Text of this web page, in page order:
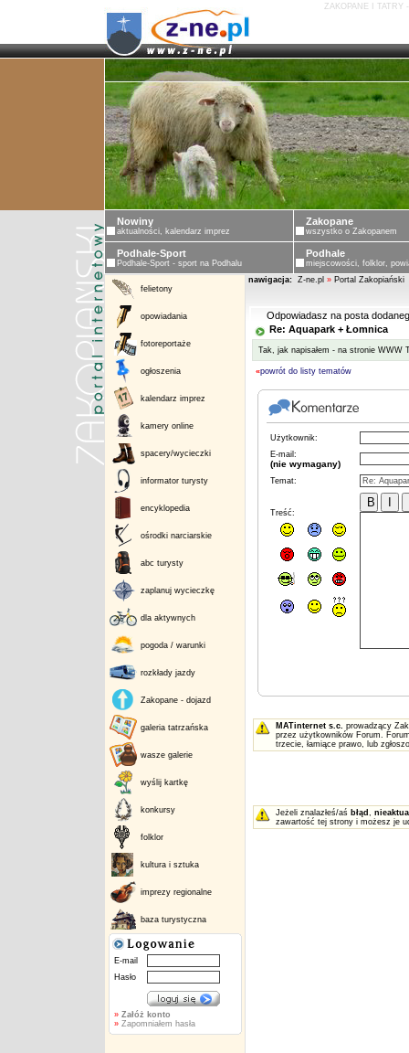
ZAKOPANE I TATRY
Nowiny
aktualności, kalendarz imprez
Zakopane
wszystko o Zakopanem
Podhale-Sport
Podhale-Sport - sport na Podhalu
Podhale
miejscowości, folklor,
felietony
opowiadania
fotoreportaże
ogłoszenia
kalendarz imprez
kamery online
spacery/wycieczki
informator turysty
encyklopedia
ośrodki narciarskie
abc turysty
zaplanuj wycieczkę
dla aktywnych
pogoda / warunki
rozkłady jazdy
Zakopane - dojazd
galeria tatrzańska
wasze galerie
wyślij kartkę
konkursy
folklor
kultura i sztuka
imprezy regionalne
baza turystyczna
E-mail
Hasło
» Załóż konto
»Zapomniałem hasła
nawigacja: Z-ne.pl » Portal Zakopiański
Odpowiadasz na posta
Re: Aquapark + Łomnica
Tak, jak napisałem - na stronie
«powrót do listy tematów
Użytkownik:
E-mail:
(nie wymagany)
Temat:
Treść:
MATinternet s.c. prowadzący
przez użytkowników Forum.
trzecie, łamiące prawo, lub
Jeżeli znalazłeś/aś błąd ,
zawartość tej strony i możesz je